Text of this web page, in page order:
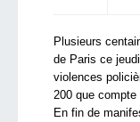
Plusieurs
de Paris ce
violences
200 que compte
En fin de